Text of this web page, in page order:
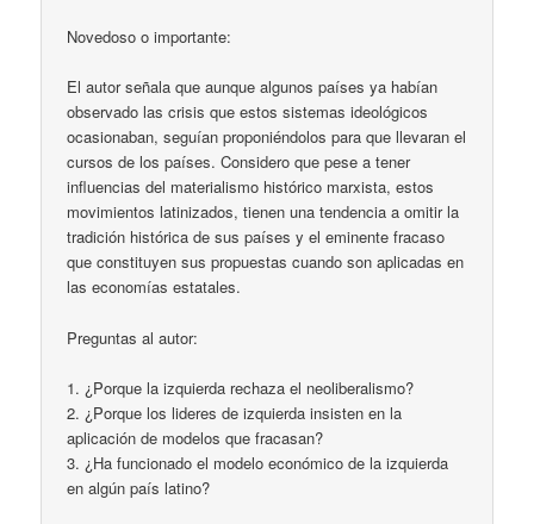
Novedoso o importante:
El autor señala que aunque algunos países ya habían
observado las crisis que estos sistemas ideológicos
ocasionaban, seguían proponiéndolos para que llevaran el
cursos de los países. Considero que pese a tener
influencias del materialismo histórico marxista, estos
movimientos latinizados, tienen una tendencia a omitir la
tradición histórica de sus países y el eminente fracaso
que constituyen sus propuestas cuando son aplicadas en
las economías estatales.
Preguntas al autor:
1. ¿Porque la izquierda rechaza el neoliberalismo?
2. ¿Porque los lideres de izquierda insisten en la
aplicación de modelos que fracasan?
3. ¿Ha funcionado el modelo económico de la izquierda
en algún país latino?